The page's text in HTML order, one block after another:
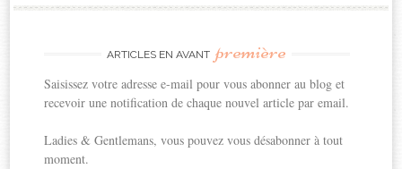
ARTICLES EN AVANT première
Saisissez votre adresse e-mail pour vous abonner au blog et
recevoir une notification de chaque nouvel article par email.
Ladies & Gentlemans, vous pouvez vous désabonner à tout
moment.